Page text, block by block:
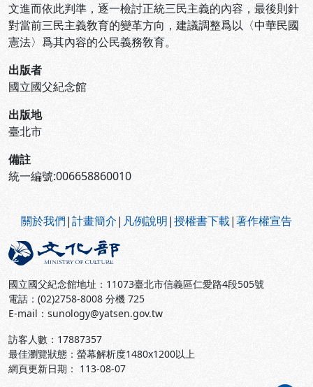
文進而依此判準，逐一檢討正統三民主義的內容，最後則針
對當前三民主義敎育的變革方向，建議調整爲以〈中華民國
憲法〉爲其內容的公民義務敎育。
出版者
國立國父紀念館
出版地
臺北市
備註
統一編號:006658860010
關於我們|計畫簡介| 凡例說明|授權書下載|著作權宣告
國立國父紀念館地址：11073臺北市信義區仁愛路4段505號
電話：(02)2758-8008 分機 725
E-mail：sunology@yatsen.gov.tw
訪客人數： 17887357
最佳瀏覽狀態：螢幕解析度1480x1200以上
網頁更新日期： 113-08-07